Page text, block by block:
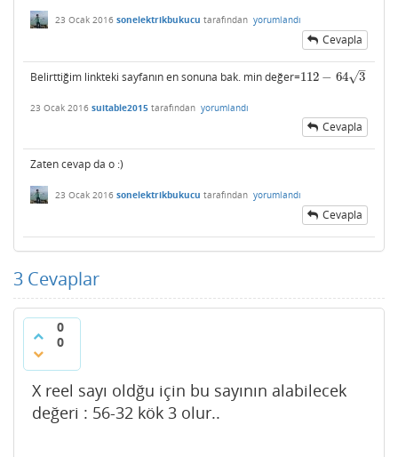
23 Ocak 2016 sonelektrikbukucu tarafından yorumlandı
Cevapla
Belirttiğim linkteki sayfanın en sonuna bak. min değer=112 − 64 3
–
√
112 −643
23 Ocak 2016 suitable2015 tarafından yorumlandı
Cevapla
Zaten cevap da o :)
23 Ocak 2016 sonelektrikbukucu tarafından yorumlandı
Cevapla
3 Cevaplar
0
0
X reel sayı oldğu için bu sayının alabilecek
değeri : 56-32 kök 3 olur..